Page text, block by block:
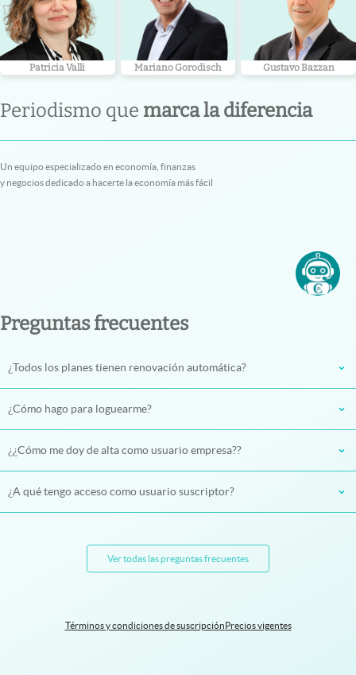
Patricia Valli Mariano Gorodisch Gustavo Bazzan
Periodismo que marca la diferencia
Un equipo especializado en economía, finanzas
y negocios dedicado a hacerte la economía más fácil
Preguntas frecuentes
¿Todos los planes tienen renovación automática?
¿Cómo hago para loguearme?
¿¿Cómo me doy de alta como usuario empresa??
¿A qué tengo acceso como usuario suscriptor?
Ver todas las preguntas frecuentes
Términos y condiciones de suscripción Precios vigentes